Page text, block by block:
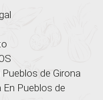
de Girona
Pueblos de